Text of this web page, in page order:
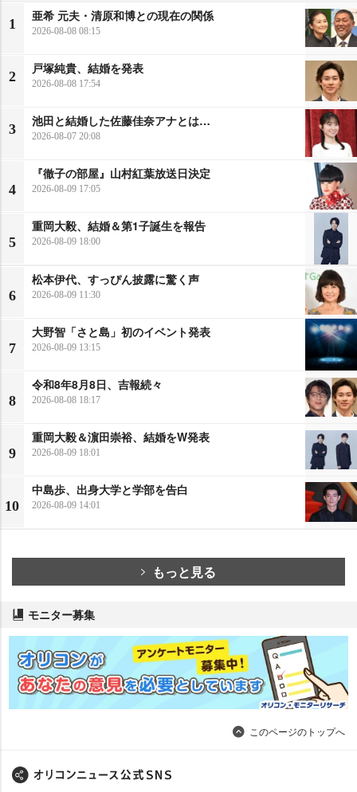
1
亜希 元夫・清原和博との現在の関係
2026-08-08 08:15
2
戸塚純貴、結婚を発表
2026-08-08 17:54
3
池田と結婚した佐藤佳奈アナとは…
2026-08-07 20:08
4
『徹子の部屋』山村紅葉放送日決定
2026-08-09 17:05
5
重岡大毅、結婚＆第1子誕生を報告
2026-08-09 18:00
6
松本伊代、すっぴん披露に驚く声
2026-08-09 11:30
7
大野智「さと島」初のイベント発表
2026-08-09 13:15
8
令和8年8月8日、吉報続々
2026-08-08 18:17
9
重岡大毅＆濵田崇裕、結婚をW発表
2026-08-09 18:01
10
中島歩、出身大学と学部を告白
2026-08-09 14:01
もっと見る
モニター募集
このページのトップへ